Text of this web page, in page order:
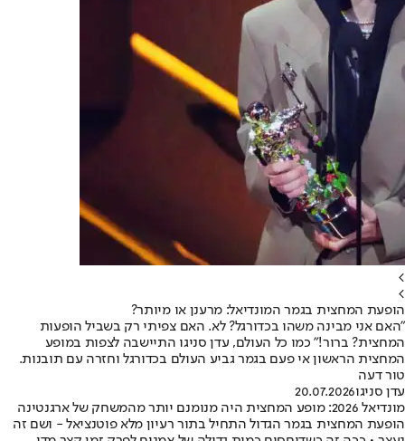
>
>
הופעת המחצית בגמר המונדיאל: מרענן או מיותר?
"האם אני מבינה משהו בכדורגל? לא. האם צפיתי רק בשביל הופעות
המחצית? ברור!" כמו כל העולם, עדן סניגו התיישבה לצפות במופע
המחצית הראשון אי פעם בגמר גביע העולם בכדורגל וחזרה עם תובנות.
טור דעה
עדן סניגו20.07.2026
מונדיאל 2026: מופע המחצית היה מנומנם יותר מהמשחק של ארגנטינה
הופעת המחצית בגמר הגדול התחיל בתור רעיון מלא פוטנציאל - ושם זה